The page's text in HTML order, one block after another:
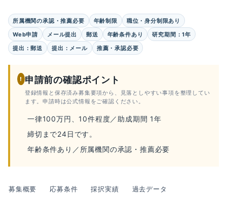
所属機関の承認・推薦必要 年齢制限
職位・身分制限あり
Web申請
メール提出 郵送 年齢条件あり
研究期間：1年
提出：郵送
提出：メール 推薦・承認必要
! 申請前の確認ポイント
登録情報と保存済み募集要項から、見落としやすい事項を整理してい
ます。申請時は公式情報をご確認ください。
一律100万円、10件程度／助成期間 1年
締切まで24日です。
年齢条件あり／所属機関の承認・推薦必要
募集概要 応募条件 採択実績 過去データ